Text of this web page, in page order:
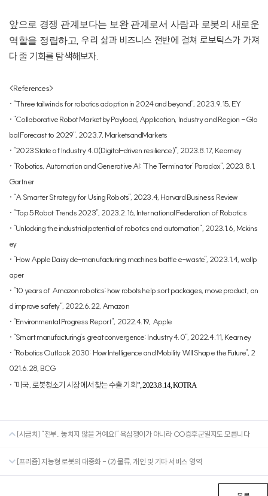
앞으로 경쟁 관계보다는 보완 관계로서 사람과 로봇의 새로운
역할을 정립하고, 우리 삶과 비즈니스 전반에 걸쳐 로보틱스가 가져
다 줄 기회를 탐색해보자.
<References>
· “Three tailwinds for robotics adoption in 2024 and beyond”, 2023.9.15, EY
· "Collaborative Robot Market by Payload, Application, Industry and Region - Glo
bal Forecast to 2029", 2023.7, MarketsandMarkets
· “2023 State of Industry 4.0(Digital-driven resilience)”, 2023.8.17, Kearney
· “Robotics, Automation and Generative AI: ‘The Terminator’ Paradox”, 2023.8.1,
Gartner
· “A Smarter Strategy for Using Robots”, 2023.4, Harvard Business Review
· “Top 5 Robot Trends 2023”, 2023.2.16, International Federation of Robotics
· “Unlocking the industrial potential of robotics and automation”, 2023.1.6, Mckins
ey
· “How Apple Daisy de-manufacturing machines battle e-waste”, 2023.1.4, wallp
aper
· “10 years of Amazon robotics: how robots help sort packages, move product, an
d improve safety”, 2022.6.22, Amazon
· “Environmental Progress Report”, 2022.4.19, Apple
· “Smart manufacturing’s great convergence: Industry 4.0”, 2022.4.11, Kearney
· “Robotics Outlook 2030: How Intelligence and Mobility Will Shape the Future”, 2
021.6.28, BCG
· “미국,로봇청소기 시장에서 찾는 수출 기회”, 2023.8.14, KOTRA
[시금치] “전부.. 놓치지 않을 거예요!” 욕심쟁이가 아니라 OO증후군일지도 모릅니다
[프리즘] 지능형 로봇의 대중화 - (2) 물류, 개인 및 기타 서비스 영역